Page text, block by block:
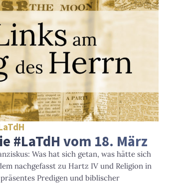
#LaTdH vom 18. März
Was hat sich getan, was hätte sich
nachgefasst zu Hartz IV und Religion in
Predigen und biblischer